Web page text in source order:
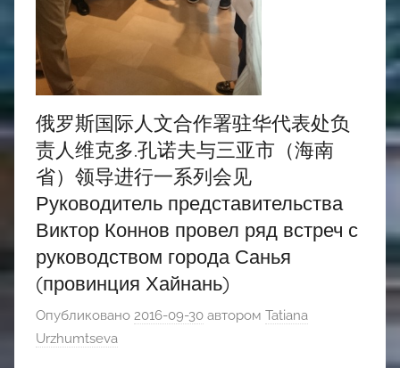
俄罗斯国际人文合作署驻华代表处负
责人维克多.孔诺夫与三亚市（海南
省）领导进行一系列会见
Руководитель представительства
Виктор Коннов провел ряд встреч с
руководством города Санья
(провинция Хайнань)
Опубликовано 2016-09-30 автором Tatiana
Urzhumtseva